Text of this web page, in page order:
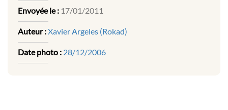
Envoyée le : 17/01/2011
Auteur :Xavier Argeles (Rokad)
Date photo : 28/12/2006